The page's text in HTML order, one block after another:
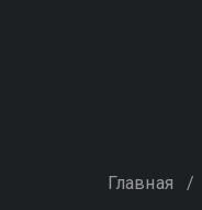
Главная /